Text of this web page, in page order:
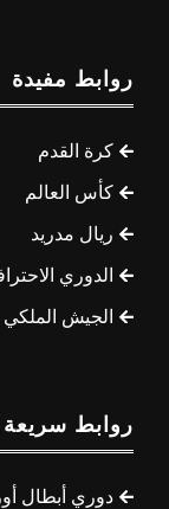
روابط مفيدة
كرة القدم
كأس العالم
ريال مدريد
الدوري
الجيش الملكي
روابط سريعة
دوري أبطال